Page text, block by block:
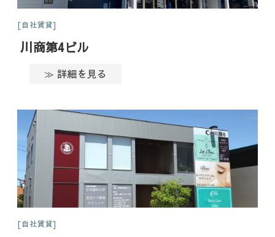
自社賃貸
川商第4ビル
≫ 詳細を見る
自社賃貸